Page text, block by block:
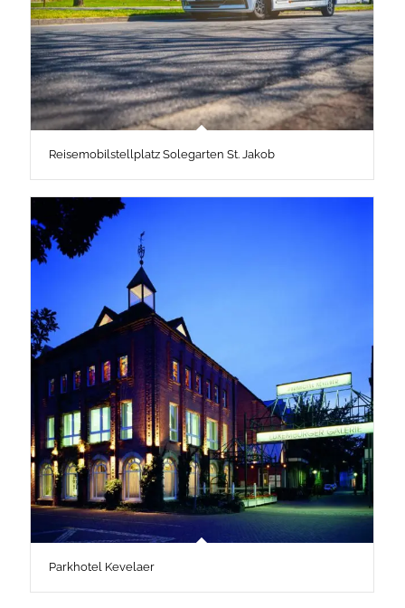
Reisemobilstellplatz Solegarten St. Jakob
Parkhotel Kevelaer